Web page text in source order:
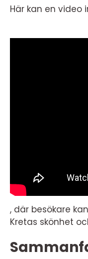
Här kan en video
, där besökare
Kretas skönhet